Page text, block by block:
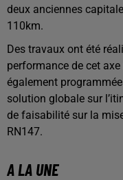
deux anciennes
110km.
Des travaux ont été
performance de cet
également
solution globale sur
de faisabilité sur la
RN147.
A LA UNE